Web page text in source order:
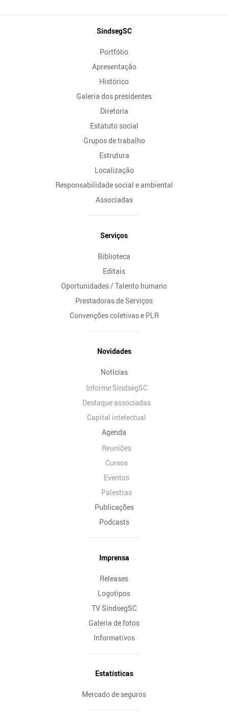
SindsegSC
Portfólio
Apresentação
Histórico
Galeria dos presidentes
Diretoria
Estatuto social
Grupos de trabalho
Estrutura
Localização
Responsabilidade social e ambiental
Associadas
Serviços
Biblioteca
Editais
Oportunidades / Talento humano
Prestadoras de Serviços
Convenções coletivas e PLR
Novidades
Notícias
Informe SindsegSC
Destaque associadas
Capital intelectual
Agenda
Reuniões
Cursos
Eventos
Palestras
Publicações
Podcasts
Imprensa
Releases
Logotipos
TV SindsegSC
Galeria de fotos
Informativos
Estatísticas
Mercado de seguros